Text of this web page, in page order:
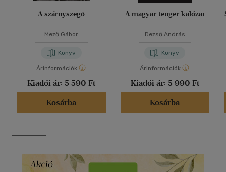
A szárnyszegő
Mező Gábor
Könyv
Árinformációk
Kiadói ár: 5 590 Ft
Kosárba
A magyar tenger kalózai
Dezső András
Könyv
Árinformációk
Kiadói ár: 5 990 Ft
Kosárba